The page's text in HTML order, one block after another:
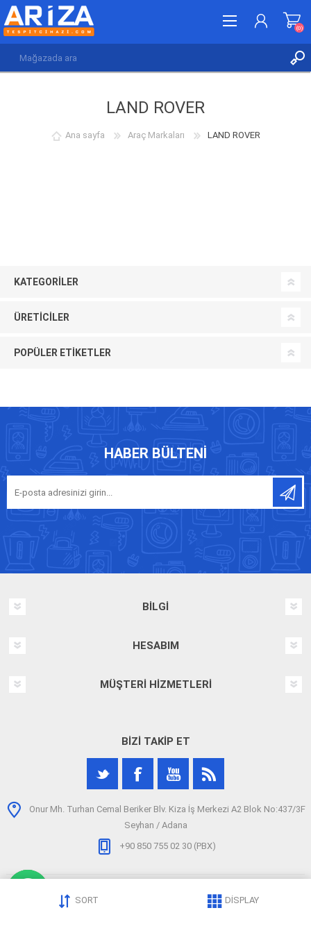
(0)
LAND ROVER
Ana sayfa Araç Markaları LAND ROVER
KATEGORILER
ÜRETICILER
POPÜLER ETIKETLER
HABER BÜLTENI
BILGI
HESABIM
MÜŞTERI HIZMETLERI
BIZI TAKIP ET
Onur Mh. Turhan Cemal Beriker Blv. Kiza İş Merkezi A2 Blok No:437/3F
Seyhan / Adana
+90 850 755 02 30 (PBX)
Telif hakkı © 2026 arizatespitcihazi.com. Tüm hakları saklıdır.
SORT DISPLAY